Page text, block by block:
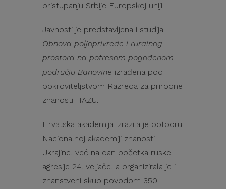
pristupanju Srbije Europskoj uniji.
Javnosti je predstavljena i studija
Obnova poljoprivrede i ruralnog
prostora na potresom pogođenom
području Banovine izrađena pod
pokroviteljstvom Razreda za prirodne
znanosti HAZU.
Hrvatska akademija izrazila je potporu
Nacionalnoj akademiji znanosti
Ukrajine, već na dan početka ruske
agresije 24. veljače, a organizirala je i
znanstveni skup povodom 350.